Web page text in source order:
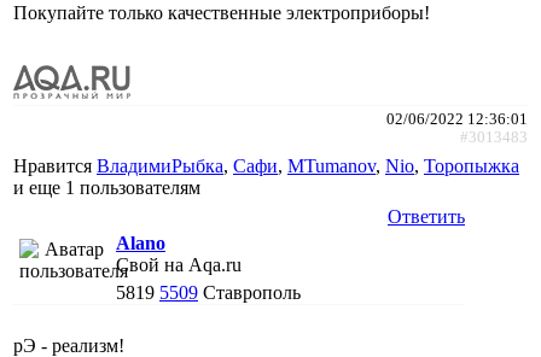
Покупайте только качественные электроприборы!
02/06/2022 12:36:01
#3013483
Нравится ВладимиРыбка, Сафи, MTumanov, Nio, Торопыжка
и еще 1 пользователям
Ответить
Alano
Свой на Aqa.ru
5819 5509 Ставрополь
рЭ - реализм!